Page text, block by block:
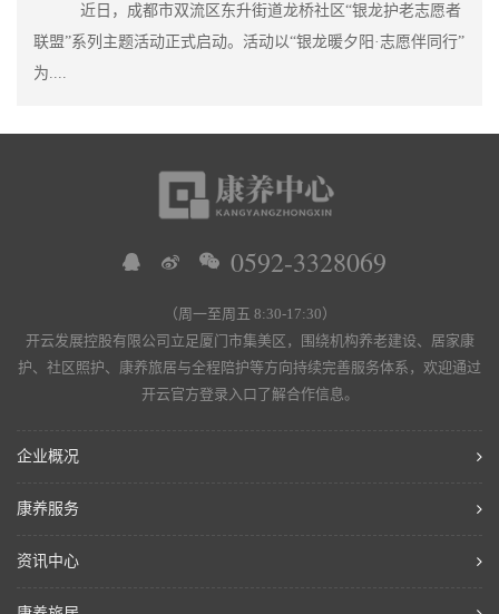
近日，成都市双流区东升街道龙桥社区“银龙护老志愿者
联盟”系列主题活动正式启动。活动以“银龙暖夕阳·志愿伴同行”
为....
0592-3328069
（周一至周五 8:30-17:30）
开云发展控股有限公司立足厦门市集美区，围绕机构养老建设、居家康
护、社区照护、康养旅居与全程陪护等方向持续完善服务体系，欢迎通过
开云官方登录入口了解合作信息。
企业概况
康养服务
资讯中心